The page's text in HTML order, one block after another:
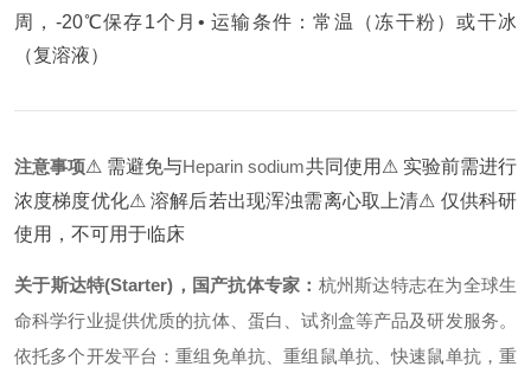
周，-20℃保存1个月 • 运输条件：常温（冻干粉）或干冰
（复溶液）
注意事项⚠ 需避免与Heparin sodium共同使用 ⚠ 实验前需进行
浓度梯度优化⚠ 溶解后若出现浑浊需离心取上清⚠ 仅供科研
使用，不可用于临床
关于斯达特(Starter)，国产抗体专家： 杭州斯达特志在为全球生
命科学行业提供优质的抗体、蛋白、试剂盒等产品及研发服务。
依托多个开发平台：重组免单抗、重组鼠单抗、快速鼠单抗，重